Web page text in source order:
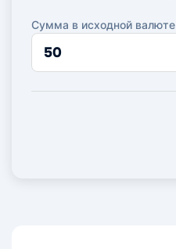
Сумма в исходной валюте
Сумма